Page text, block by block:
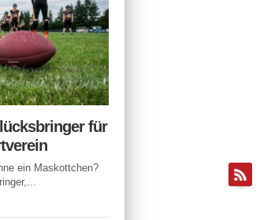
für
ein Maskottchen?